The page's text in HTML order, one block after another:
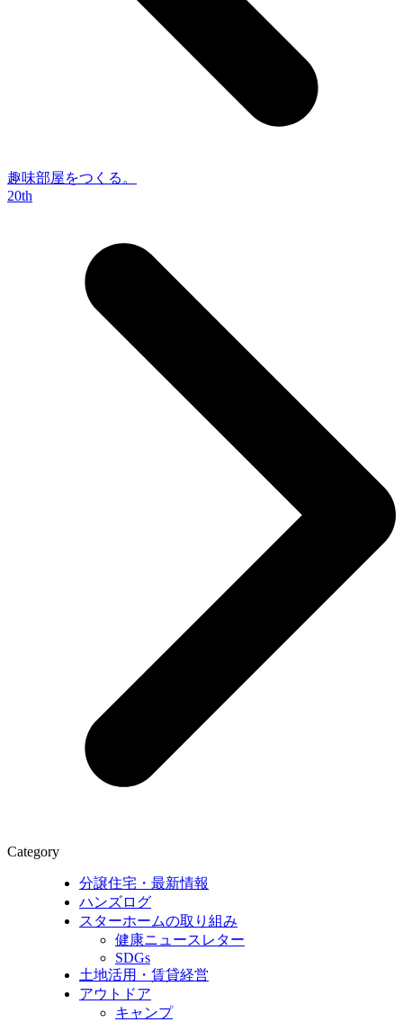
趣味部屋をつくる。
20th
Category
分譲住宅・最新情報
ハンズログ
スターホームの取り組み
健康ニュースレター
SDGs
土地活用・賃貸経営
アウトドア
キャンプ